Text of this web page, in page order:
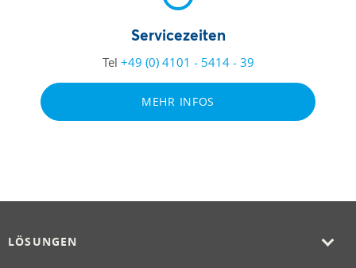
Servicezeiten
Tel +49 (0) 4101 - 5414 - 39
MEHR INFOS
LÖSUNGEN